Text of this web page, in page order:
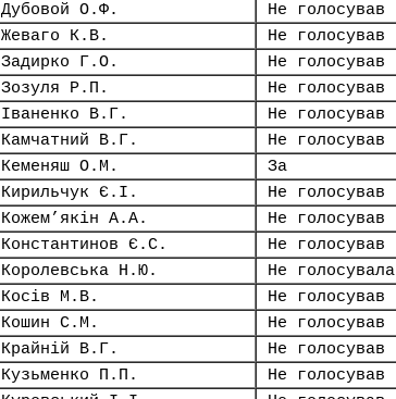
Дубовой О.Ф.
Не голосував
Жеваго К.В.
Не голосував
Задирко Г.О.
Не голосував
Зозуля Р.П.
Не голосував
Іваненко В.Г.
Не голосував
Камчатний В.Г.
Не голосував
Кеменяш О.М.
За
Кирильчук Є.І.
Не голосував
Кожем’якін А.А.
Не голосував
Константинов Є.С.
Не голосував
Королевська Н.Ю.
Не голосувала
Косів М.В.
Не голосував
Кошин С.М.
Не голосував
Крайній В.Г.
Не голосував
Кузьменко П.П.
Не голосував